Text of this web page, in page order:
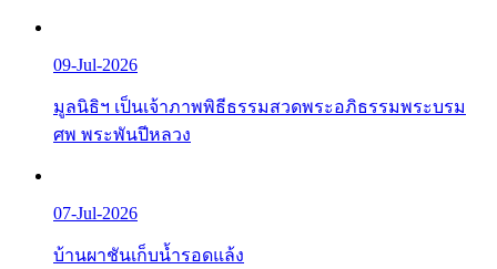
09-Jul-2026
มูลนิธิฯ เป็นเจ้าภาพพิธีธรรมสวดพระอภิธรรมพระบรม
ศพ พระพันปีหลวง
07-Jul-2026
บ้านผาชันเก็บน้ำรอดแล้ง